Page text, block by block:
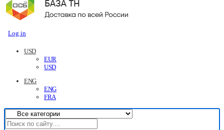
Log in
USD
EUR
USD
ENG
ENG
FRA